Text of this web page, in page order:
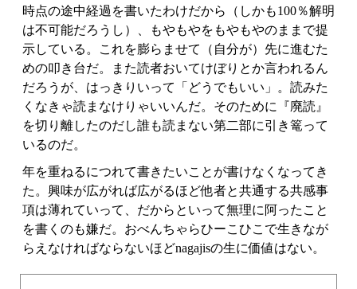
時点の途中経過を書いたわけだから（しかも100％解明
は不可能だろうし）、もやもやをもやもやのままで提
示している。これを膨らませて（自分が）先に進むた
めの叩き台だ。また読者おいてけぼりとか言われるん
だろうが、はっきりいって「どうでもいい」。読みた
くなきゃ読まなけりゃいいんだ。そのために『廃読』
を切り離したのだし誰も読まない第二部に引き篭って
いるのだ。
年を重ねるにつれて書きたいことが書けなくなってき
た。興味が広がれば広がるほど他者と共通する共感事
項は薄れていって、だからといって無理に阿ったこと
を書くのも嫌だ。おべんちゃらひーこひこで生きなが
らえなければならないほどnagajisの生に価値はない。